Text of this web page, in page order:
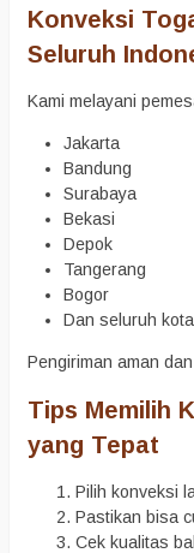
Konveksi
Seluruh
Kami melayani
Jakarta
Bandung
Surabaya
Bekasi
Depok
Tangerang
Bogor
Dan seluruh
Pengiriman aman
Tips Memilih
yang Tepat
Pilih konveksi
Pastikan bisa
Cek kualitas